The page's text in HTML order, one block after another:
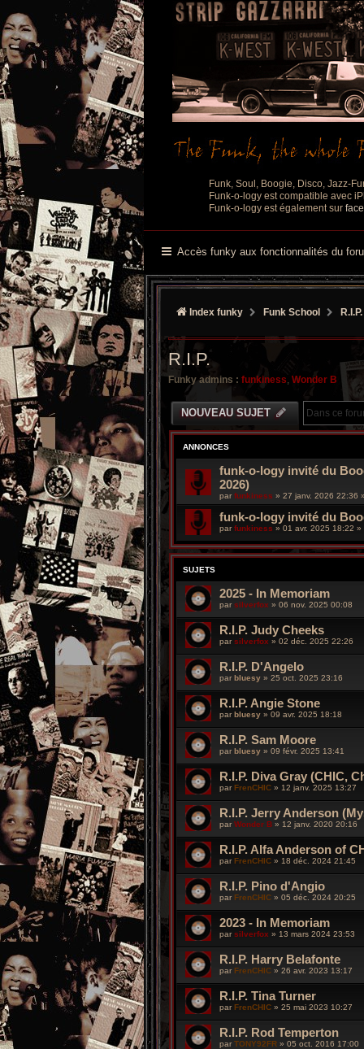
Funk, Soul, Boogie, Disco, Jazz-
Funk-o-logy est compatible avec
Funk-o-logy est également sur
Accès funky aux fonctionnalités du
Index funky Funk School R.I.P.
R.I.P.
Funky admins : funkiness Wonder B
NOUVEAU SUJET
ANNONCES
funk-o-logy invité du
2026)
par funkiness » 27 janv. 2026 22:36
funk-o-logy invité du
parfunkiness » 01 avr. 2025 18:22 »
SUJETS
2025 - In Memoriam
par silverfox » 06 nov. 2025 00:08
R.I.P. Judy Cheeks
parsilverfox » 02 déc. 2025 22:26
R.I.P. D'Angelo
par bluesy » 25 oct. 2025 23:16
R.I.P. Angie Stone
parbluesy » 09 avr. 2025 18:18
R.I.P. Sam Moore
par bluesy » 09 févr. 2025 13:41
R.I.P. Diva Gray (CHIC,
parFrenCHIC » 12 janv. 2025 13:27
R.I.P. Jerry Anderson
par Wonder B » 12 janv. 2020 20:16
R.I.P. Alfa Anderson of
parFrenCHIC » 18 déc. 2024 21:45
R.I.P. Pino d'Angio
par FrenCHIC » 05 déc. 2024 20:25
2023 - In Memoriam
parsilverfox » 13 mars 2024 23:53
R.I.P. Harry Belafonte
par FrenCHIC » 26 avr. 2023 13:17
R.I.P. Tina Turner
parFrenCHIC » 25 mai 2023 10:27
R.I.P. Rod Temperton
par TONY92FR » 05 oct. 2016 17:00